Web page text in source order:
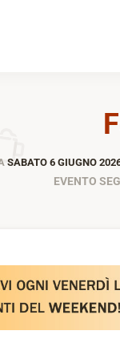
SABATO 6 GIUGNO
EVENTO